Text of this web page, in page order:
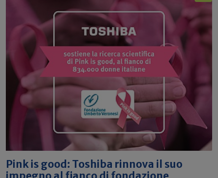
Pink is good: Toshiba rinnova il suo